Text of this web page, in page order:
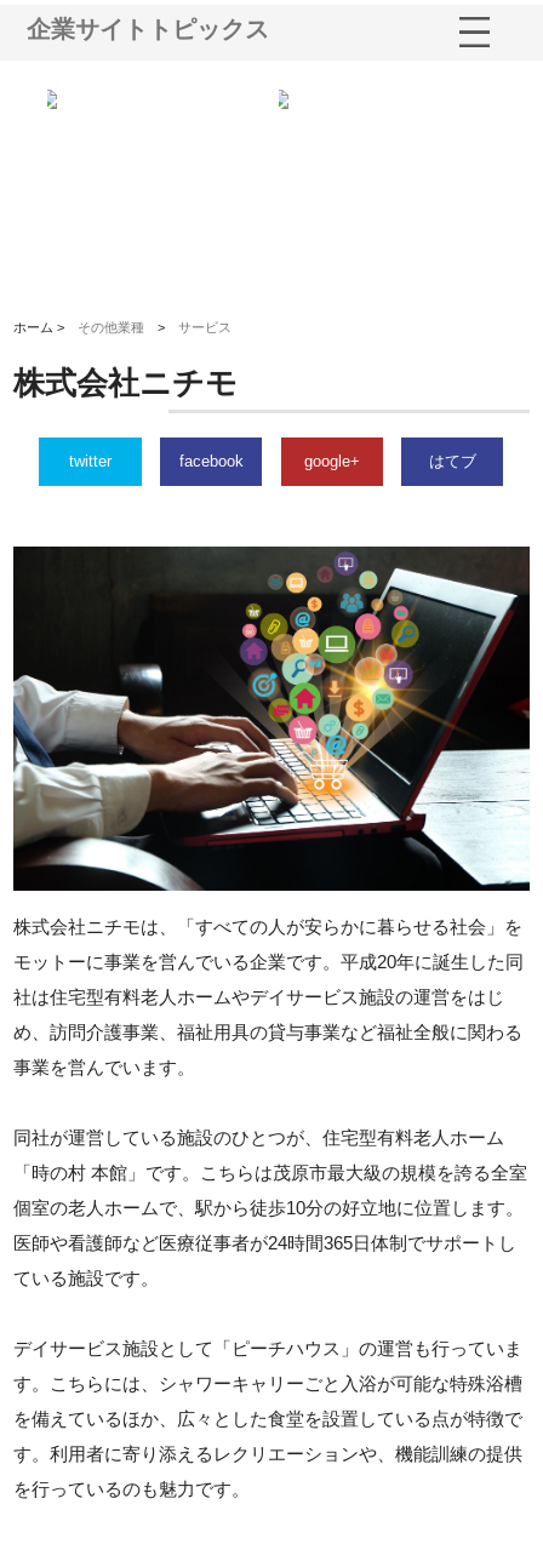
企業サイトトピックス
ホーム > その他業種 >サービス
株式会社ニチモ
twitter facebook google+ はてブ
株式会社ニチモは、「すべての人が安らかに暮らせる社会」を
モットーに事業を営んでいる企業です。平成20年に誕生した同
社は住宅型有料老人ホームやデイサービス施設の運営をはじ
め、訪問介護事業、福祉用具の貸与事業など福祉全般に関わる
事業を営んでいます。
同社が運営している施設のひとつが、住宅型有料老人ホーム
「時の村 本館」です。こちらは茂原市最大級の規模を誇る全室
個室の老人ホームで、駅から徒歩10分の好立地に位置します。
医師や看護師など医療従事者が24時間365日体制でサポートし
ている施設です。
デイサービス施設として「ピーチハウス」の運営も行っていま
す。こちらには、シャワーキャリーごと入浴が可能な特殊浴槽
を備えているほか、広々とした食堂を設置している点が特徴で
す。利用者に寄り添えるレクリエーションや、機能訓練の提供
を行っているのも魅力です。